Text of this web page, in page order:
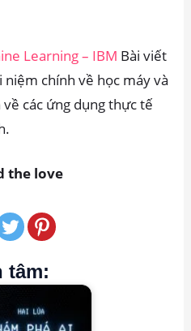
Learning – IBM Bài viết
niệm chính về học máy và
các ứng dụng thực tế
the love
tâm: